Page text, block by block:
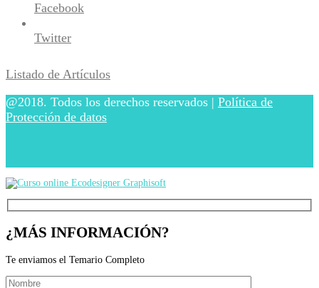
Facebook
Twitter
Listado de Artículos
@2018. Todos los derechos reservados | Política de
Protección de datos
¿MÁS INFORMACIÓN?
Te enviamos el Temario Completo